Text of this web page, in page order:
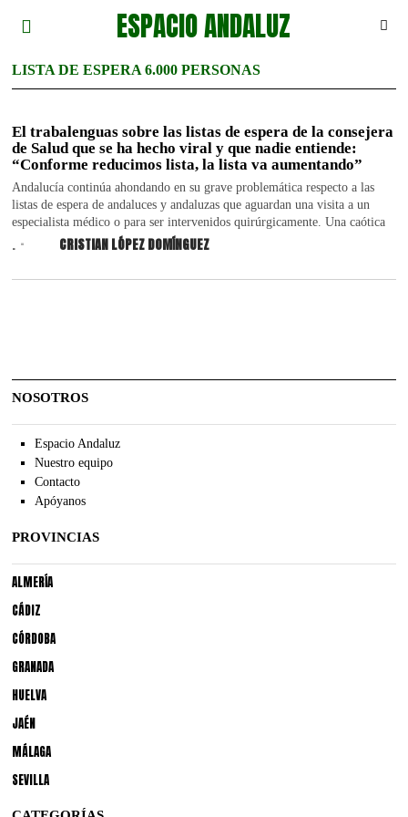
ESPACIO ANDALUZ
LISTA DE ESPERA 6.000 PERSONAS
El trabalenguas sobre las listas de espera de la consejera
de Salud que se ha hecho viral y que nadie entiende:
“Conforme reducimos lista, la lista va aumentando”
Andalucía continúa ahondando en su grave problemática respecto a las
listas de espera de andaluces y andaluzas que aguardan una visita a un
especialista médico o para ser intervenidos quirúrgicamente. Una caótica
. CRISTIAN LÓPEZ DOMÍNGUEZ
NOSOTROS
Espacio Andaluz
Nuestro equipo
Contacto
Apóyanos
PROVINCIAS
ALMERÍA
CÁDIZ
CÓRDOBA
GRANADA
HUELVA
JAÉN
MÁLAGA
SEVILLA